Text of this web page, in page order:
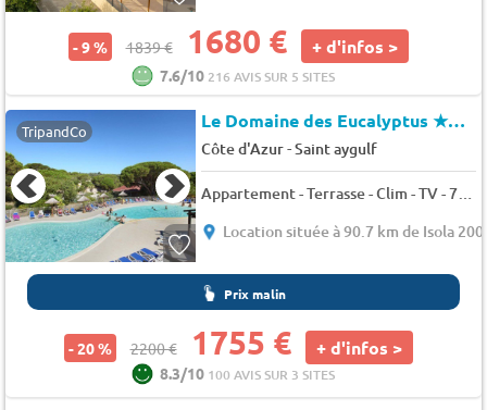
- 9 % 1839 € 1680 € + d'infos >
7.6/10 216 AVIS SUR 5 SITES
TripandCo Le Domaine des Eucalyptus★★★
Côte d'Azur-Saint aygulf
Location située à 90.7 km de Isola
Prix malin
- 20 % 2200 € 1755 € + d'infos >
8.3/10 100 AVIS SUR 3 SITES